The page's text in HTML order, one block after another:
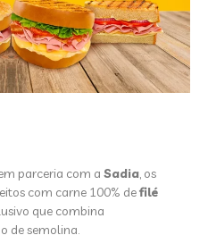
parceria com a Sadia, os
com carne 100% defilé
que combina
de semolina.